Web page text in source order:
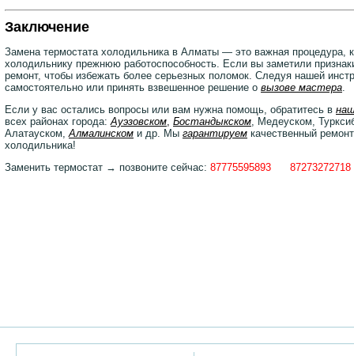
Заключение
Замена термостата холодильника в Алматы — это важная процедура,
холодильнику прежнюю работоспособность. Если вы заметили
ремонт, чтобы избежать более серьезных поломок. Следуя нашей
самостоятельно или принять взвешенное решение о вызове мастера.
Если у вас остались вопросы или вам нужна помощь, обратитесь в
всех районах города:Ауэзовском, Бостандыкском, Медеуском,
Алатауском,Алмалинском и др. Мы гарантируем качественный
холодильника!
Заменить термостат → позвоните сейчас: 87775595893 87273272718